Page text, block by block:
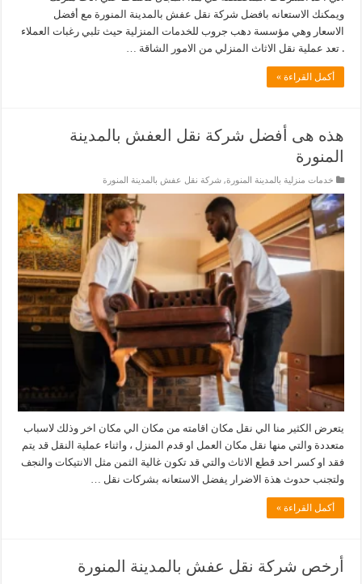
ويمكنك الاستعانه بافضل شركة نقل عفش بالمدينة المنورة مع أفضل
الاسعار وهي مؤسسة دهب جروب للخدمات المنزلية حيث تلبي رغبات العملاء
. تعد عملية نقل الاثاث المنزلي من الامور الشاقة …
أكمل القراءة »
هذه هى أفضل شركة نقل العفش بالمدينة
المنورة
خدمات منزلية بالمدينة المنورة,شركة نقل عفش بالمدينة المنورة
يتعرض الكثير منا الي نقل مكان اقامته من مكان الي مكان اخر وذلك لاسباب
متعددة والتي منها نقل مكان العمل او قدم المنزل ، واثناء عملية النقل قد يتم
فقد او كسر احد قطع الاثاث والتي قد تكون غالية الثمن مثل الانتيكات والنجف
ولتجنب حدوث هذة الاضرار يفضل الاستعانه بشركات نقل …
أكمل القراءة »
أرخص شركة نقل عفش بالمدينة المنورة